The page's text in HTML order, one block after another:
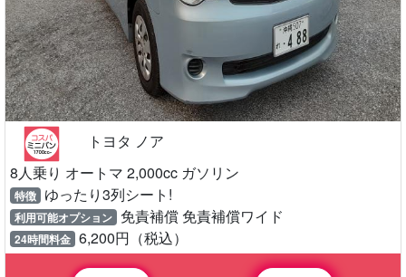
トヨタ ノア
8人乗り オートマ 2,000cc ガソリン
特徴 ゆったり3列シート!
利用可能オプション 免責補償 免責補償ワイド
24時間料金 6,200円（税込）